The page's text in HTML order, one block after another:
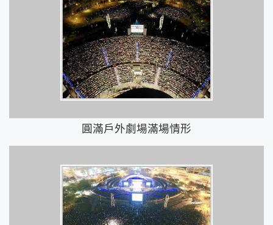
圓滿戶外劇場滿場情形